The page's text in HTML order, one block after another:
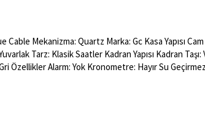
Mekanizma: Quartz Marka: Gc Kasa Yapısı
Tarz: Klasik Saatler Kadran Yapısı Kadran
Alarm: Yok Kronometre: Hayır Su